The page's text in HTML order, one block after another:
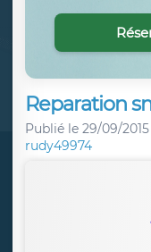
Reparation
Publié le 29/09/2015
rudy49974